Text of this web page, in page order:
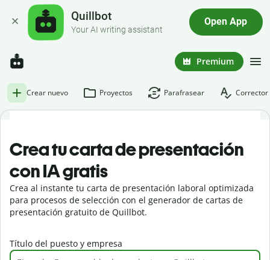
Quillbot
Your AI writing assistant
Open App
Premium
Crear nuevo Proyectos Parafrasear
Crea tu carta de presentación
con IA gratis
Crea al instante tu carta de presentación laboral optimizada
para procesos de selección con el generador de cartas de
presentación gratuito de Quillbot.
Título del puesto y empresa